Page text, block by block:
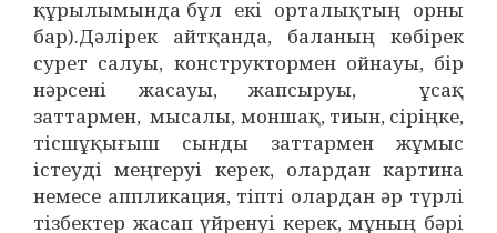
құрылымында бұл екі орталықтың орны
бар).Дәлірек айтқанда, баланың көбірек
сурет салуы, конструктормен ойнауы, бір
нәрсені жасауы, жапсыруы, ұсақ
заттармен, мысалы, моншақ, тиын, сіріңке,
тісшұқығыш сынды заттармен жұмыс
істеуді меңгеруі керек, олардан картина
немесе аппликация, тіпті олардан әр түрлі
тізбектер жасап үйренуі керек, мұның бәрі